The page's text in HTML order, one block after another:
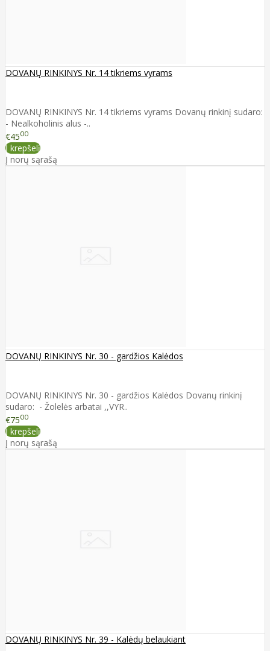
DOVANŲ RINKINYS Nr. 14 tikriems vyrams
DOVANŲ RINKINYS Nr. 14 tikriems vyrams Dovanų rinkinį sudaro:
- Nealkoholinis alus -..
€4500
Į krepšelį
Į norų sąrašą
DOVANŲ RINKINYS Nr. 30 - gardžios Kalėdos
DOVANŲ RINKINYS Nr. 30 - gardžios Kalėdos Dovanų rinkinį
sudaro: - Žolelės arbatai ,,VYR..
€7500
Į krepšelį
Į norų sąrašą
DOVANŲ RINKINYS Nr. 39 - Kalėdų belaukiant